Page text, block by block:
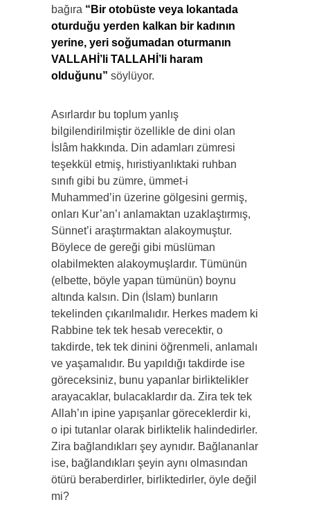
bağıra “Bir otobüste veya lokantada
oturduğu yerden kalkan bir kadının
yerine, yeri soğumadan oturmanın
VALLAHİ’li TALLAHİ’li haram
olduğunu” söylüyor.
Asırlardır bu toplum yanlış
bilgilendirilmiştir özellikle de dini olan
İslâm hakkında. Din adamları zümresi
teşekkül etmiş, hıristiyanlıktaki ruhban
sınıfı gibi bu zümre, ümmet-i
Muhammed’in üzerine gölgesini germiş,
onları Kur’an’ı anlamaktan uzaklaştırmış,
Sünnet’i araştırmaktan alakoymuştur.
Böylece de gereği gibi müslüman
olabilmekten alakoymuşlardır. Tümünün
(elbette, böyle yapan tümünün) boynu
altında kalsın. Din (İslam) bunların
tekelinden çıkarılmalıdır. Herkes madem ki
Rabbine tek tek hesab verecektir, o
takdirde, tek tek dinini öğrenmeli, anlamalı
ve yaşamalıdır. Bu yapıldığı takdirde ise
göreceksiniz, bunu yapanlar birliktelikler
arayacaklar, bulacaklardır da. Zira tek tek
Allah’ın ipine yapışanlar göreceklerdir ki,
o ipi tutanlar olarak birliktelik halindedirler.
Zira bağlandıkları şey aynıdır. Bağlananlar
ise, bağlandıkları şeyin aynı olmasından
ötürü beraberdirler, birliktedirler, öyle değil
mi?